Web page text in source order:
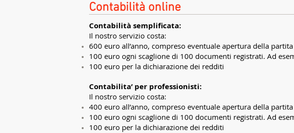
Contabilità online
Contabilità semplificata:
Il nostro servizio costa:
600 euro all’anno, compreso eventuale apertura della
100 euro ogni scaglione di 100 documenti registrati. Ad
100 euro per la dichiarazione dei redditi
Contabilita’ per professionisti:
Il nostro servizio costa:
400 euro all’anno, compreso eventuale apertura della
100 euro ogni scaglione di 100 documenti registrati. Ad
100 euro per la dichiarazione dei redditi